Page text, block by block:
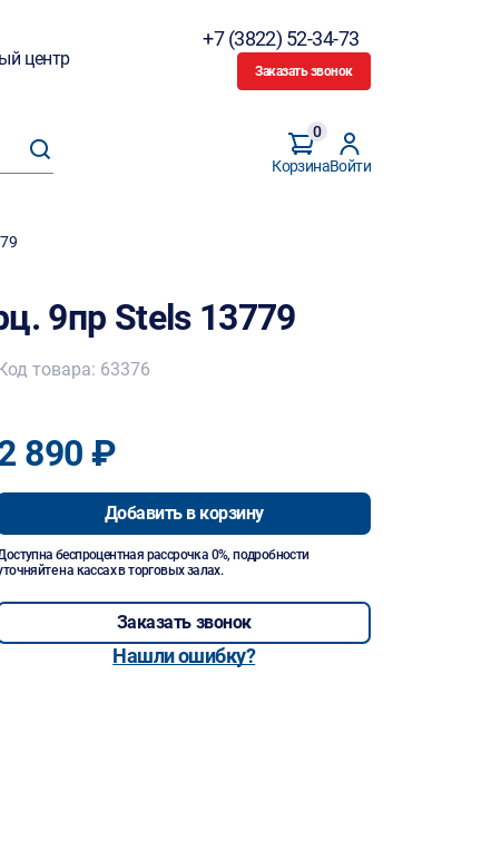
центр
+7 (3822) 52-34-73
Заказать звонок
Корзина
0
Войти
9пр Stels 13779
товара: 63376
890 ₽
Добавить в корзину
беспроцентная рассрочка 0%, подробности
на кассах в торговых залах.
Заказать звонок
Нашли ошибку?